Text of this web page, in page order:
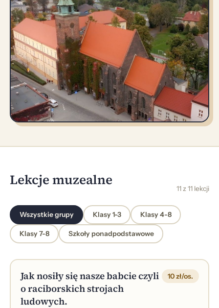
Lekcje muzealne 11 z 11 lekcji
Wszystkie grupy Klasy 1-3 Klasy 4-8
Klasy 7-8 Szkoły ponadpodstawowe
Jak nosiły się nasze babcie czyli
o raciborskich strojach
ludowych.
10 zł/os.